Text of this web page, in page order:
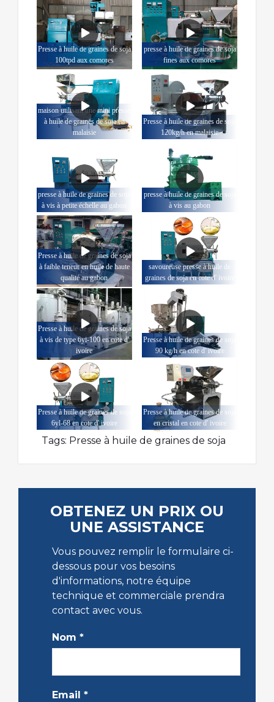
Presse à huile de graines de soja
100tpd aux comores
presse à huile de graines de soja
fines aux comores
maison utilisant une mini presse
à huile de graines de soja en
malaisie
Presse à huile de graines de soja
120kg/h en malaisie
presse à huile de graines de soja
à vis à petite échelle au gabon
presse à huile de graines de soja
à vis au gabon
Presse à huile de graines de soja
à faible teneur en huile de haute
qualité au gabon
savoureuse presse à huile de
graines de soja en cote d' ivoire
Presse à huile de graines de soja
à vis de type 6yl-100 en cote d'
ivoire
Presse à huile de graines de soja
90 kg/h en cote d' ivoire
Presse à huile de graines de soja
6yl-68 en cote d' ivoire
Presse à huile de graines de soja
en cristal en cote d' ivoire
Tags: Presse à huile de graines de soja
OBTENEZ UN PRIX OU
UNE ASSISTANCE
Vous pouvez remplir le formulaire ci-
dessous pour vos besoins
d'informations, notre équipe
technique et commerciale prendra
contact avec vous.
Nom *
Email *